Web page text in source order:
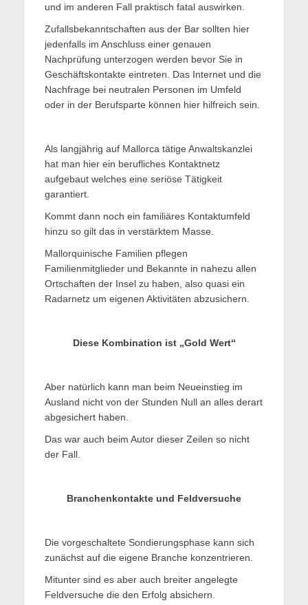
und im anderen Fall praktisch fatal auswirken.
Zufallsbekanntschaften aus der Bar sollten hier
jedenfalls im Anschluss einer genauen
Nachprüfung unterzogen werden bevor Sie in
Geschäftskontakte eintreten. Das Internet und die
Nachfrage bei neutralen Personen im Umfeld
oder in der Berufsparte können hier hilfreich sein.
Als langjährig auf Mallorca tätige Anwaltskanzlei
hat man hier ein berufliches Kontaktnetz
aufgebaut welches eine seriöse Tätigkeit
garantiert.
Kommt dann noch ein familiäres Kontaktumfeld
hinzu so gilt das in verstärktem Masse.
Mallorquinische Familien pflegen
Familienmitglieder und Bekannte in nahezu allen
Ortschaften der Insel zu haben, also quasi ein
Radarnetz um eigenen Aktivitäten abzusichern.
Diese Kombination ist „Gold Wert“
Aber natürlich kann man beim Neueinstieg im
Ausland nicht von der Stunden Null an alles derart
abgesichert haben.
Das war auch beim Autor dieser Zeilen so nicht
der Fall.
Branchenkontakte und Feldversuche
Die vorgeschaltete Sondierungsphase kann sich
zunächst auf die eigene Branche konzentrieren.
Mitunter sind es aber auch breiter angelegte
Feldversuche die den Erfolg absichern.